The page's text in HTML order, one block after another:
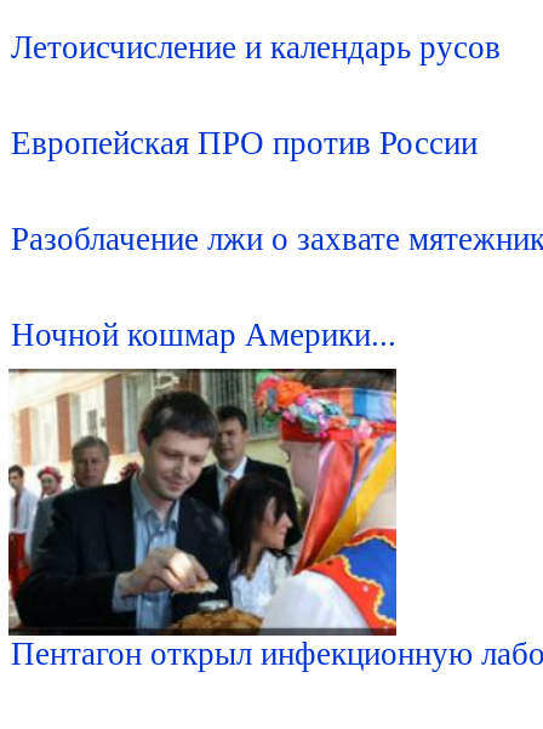
Летоисчисление и календарь русов
Европейская ПРО против России
Разоблачение лжи о захвате
Ночной кошмар Америки...
Пентагон открыл инфекционную